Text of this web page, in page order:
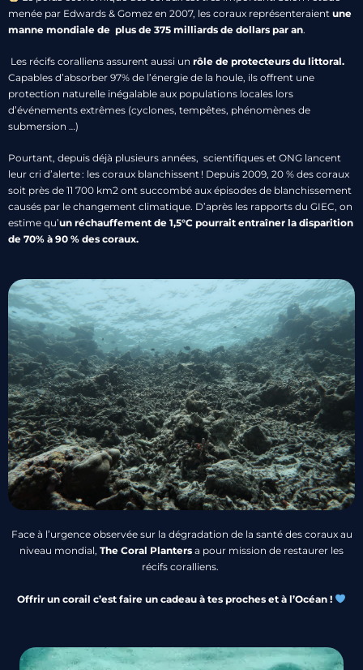
menée par Edwards & Gomez en 2007, les coraux représenteraient une
manne mondiale de plus de 375 milliards de dollars par an.
Les récifs coralliens assurent aussi un rôle de protecteurs du littoral.
Capables d’absorber 97% de l’énergie de la houle, ils offrent une
protection naturelle inégalable aux populations locales lors
d’événements extrêmes (cyclones, tempêtes, phénomènes de
submersion …)
Pourtant, depuis déjà plusieurs années, scientifiques et ONG lancent
leur cri d’alerte : les coraux blanchissent ! Depuis 2009, 20 % des coraux
soit près de 11 700 km2 ont succombé aux épisodes de blanchissement
causés par le changement climatique. D’après les rapports du GIEC, on
estime qu’un réchauffement de 1,5°C pourrait entraîner la disparition
de 70% à 90 % des coraux.
Face à l’urgence observée sur la dégradation de la santé des coraux au
niveau mondial, The Coral Planters a pour mission de restaurer les
récifs coralliens.
Offrir un corail c’est faire un cadeau à tes proches et à l’Océan !